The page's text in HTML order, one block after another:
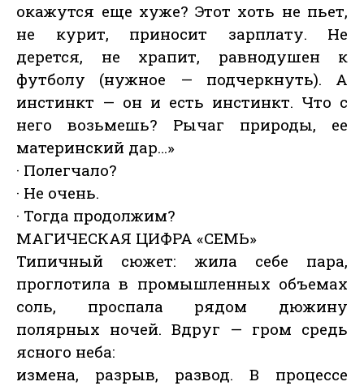
окажутся еще хуже? Этот хоть не пьет,
не курит, приносит зарплату. Не
дерется, не храпит, равнодушен к
футболу (нужное — подчеркнуть). А
инстинкт — он и есть инстинкт. Что с
него возьмешь? Рычаг природы, ее
материнский дар…»
· Полегчало?
· Не очень.
· Тогда продолжим?
МАГИЧЕСКАЯ ЦИФРА «СЕМЬ»
Типичный сюжет: жила себе пара,
проглотила в промышленных объемах
соль, проспала рядом дюжину
полярных ночей. Вдруг — гром средь
ясного неба:
измена, разрыв, развод. В процессе